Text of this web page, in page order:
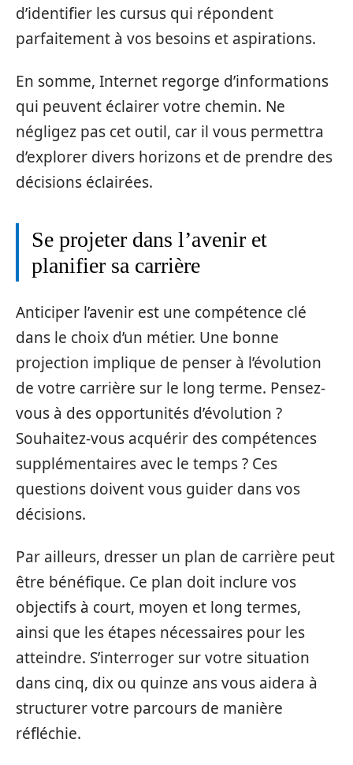
d’identifier les cursus qui répondent
parfaitement à vos besoins et aspirations.
En somme, Internet regorge d’informations
qui peuvent éclairer votre chemin. Ne
négligez pas cet outil, car il vous permettra
d’explorer divers horizons et de prendre des
décisions éclairées.
Se projeter dans l’avenir et
planifier sa carrière
Anticiper l’avenir est une compétence clé
dans le choix d’un métier. Une bonne
projection implique de penser à l’évolution
de votre carrière sur le long terme. Pensez-
vous à des opportunités d’évolution ?
Souhaitez-vous acquérir des compétences
supplémentaires avec le temps ? Ces
questions doivent vous guider dans vos
décisions.
Par ailleurs, dresser un plan de carrière peut
être bénéfique. Ce plan doit inclure vos
objectifs à court, moyen et long termes,
ainsi que les étapes nécessaires pour les
atteindre. S’interroger sur votre situation
dans cinq, dix ou quinze ans vous aidera à
structurer votre parcours de manière
réfléchie.